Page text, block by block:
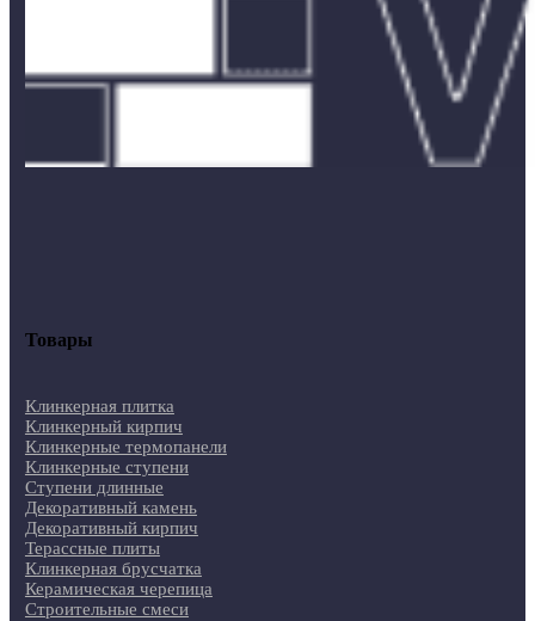
Товары
Клинкерная плитка
Клинкерный кирпич
Клинкерные термопанели
Клинкерные ступени
Ступени длинные
Декоративный камень
Декоративный кирпич
Терассные плиты
Клинкерная брусчатка
Керамическая черепица
Строительные смеси